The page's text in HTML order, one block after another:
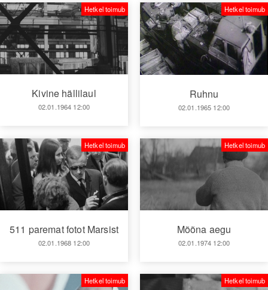
Kivine hällilaul
02.01.1964 12:00
Hetkel toimub
Ruhnu
02.01.1965 12:00
Hetkel toimub
511 paremat fotot Marsist
02.01.1968 12:00
Hetkel toimub
Mõõna aegu
02.01.1974 12:00
Hetkel toimub
Hetkel toimub Hetkel toimub